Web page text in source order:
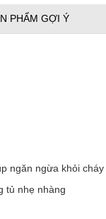
PHẨM GỢI Ý
ngăn ngừa khỏi cháy
tủ nhẹ nhàng